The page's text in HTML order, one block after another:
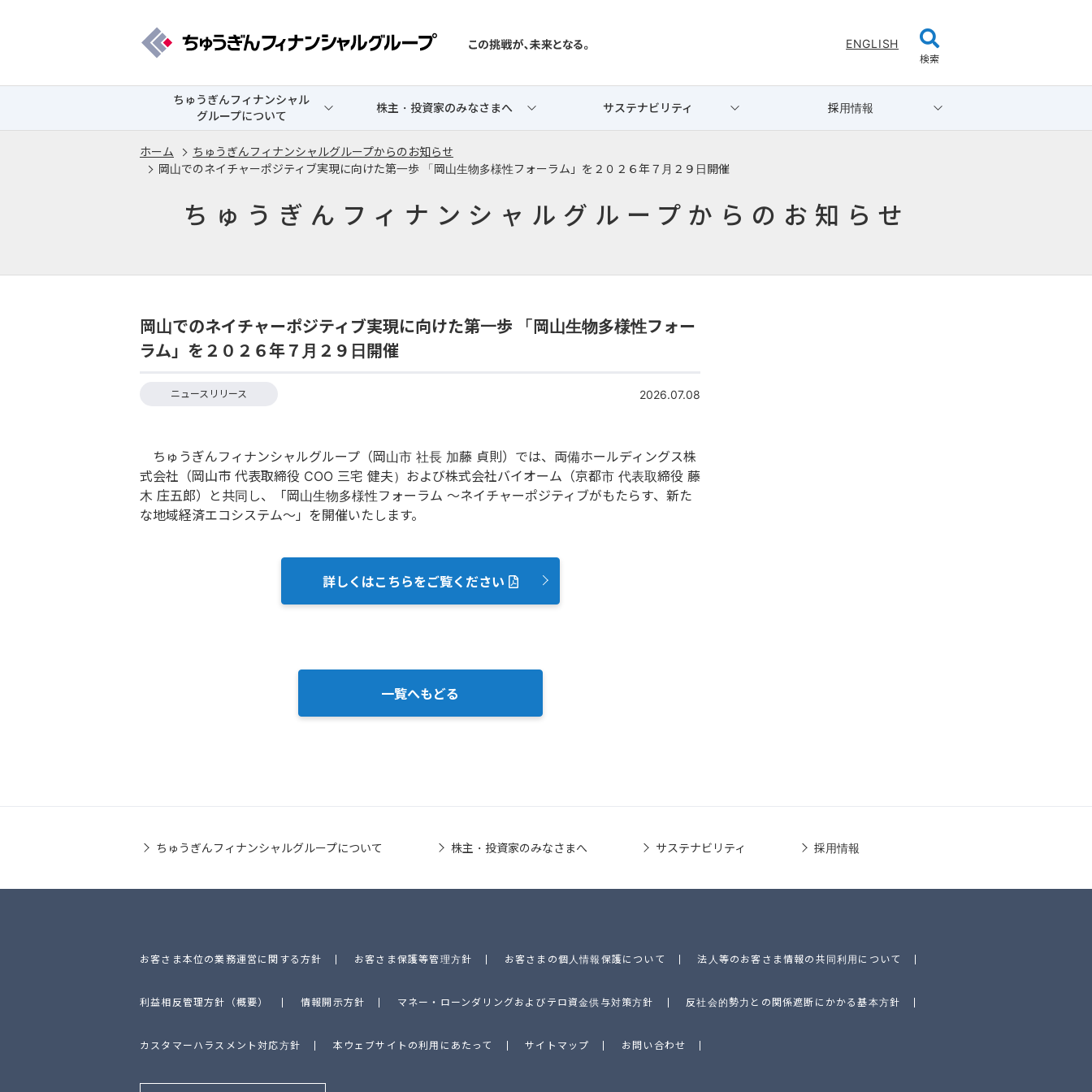
ENGLISH
検索
ちゅうぎんフィナンシャル
グループについて
株主・投資家のみなさまへ サステナビリティ 採用情報
ホーム
ちゅうぎんフィナンシャルグループからのお知らせ
岡山でのネイチャーポジティブ実現に向けた第一歩 「岡山生物多様性フォーラム」を２０２６年７月２９日開催
ちゅうぎんフィナンシャルグループからのお知らせ
岡山でのネイチャーポジティブ実現に向けた第一歩 「岡山生物多様性フォー
ラム」を２０２６年７月２９日開催
ニュースリリース 2026.07.08
ちゅうぎんフィナンシャルグループ（岡山市 社長 加藤 貞則）では、両備ホールディングス株
式会社（岡山市 代表取締役 COO 三宅 健夫）および株式会社バイオーム（京都市 代表取締役 藤
木 庄五郎）と共同し、「岡山生物多様性フォーラム ～ネイチャーポジティブがもたらす、新た
な地域経済エコシステム～」を開催いたします。
詳しくはこちらをご覧ください
一覧へもどる
ちゅうぎんフィナンシャルグループについて 株主・投資家のみなさまへ サステナビリティ 採用情報
お客さま本位の業務運営に関する方針 お客さま保護等管理方針 お客さまの個人情報保護について 法人等のお客さま情報の共同利用について
利益相反管理方針（概要） 情報開示方針 マネー・ローンダリングおよびテロ資金供与対策方針 反社会的勢力との関係遮断にかかる基本方針
カスタマーハラスメント対応方針 本ウェブサイトの利用にあたって サイトマップ お問い合わせ